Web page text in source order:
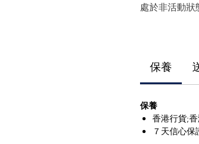
處於非活動狀
保養
保養
香港行貨;
７天信心